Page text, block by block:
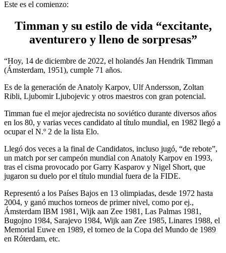
Este es el comienzo:
Timman y su estilo de vida “excitante,
aventurero y lleno de sorpresas”
“Hoy, 14 de diciembre de 2022, el holandés Jan Hendrik Timman
(Ámsterdam, 1951), cumple 71 años.
Es de la generación de Anatoly Karpov, Ulf Andersson, Zoltan
Ribli, Ljubomir Ljubojevic y otros maestros con gran potencial.
Timman fue el mejor ajedrecista no soviético durante diversos años
en los 80, y varias veces candidato al título mundial, en 1982 llegó a
ocupar el N.º 2 de la lista Elo.
Llegó dos veces a la final de Candidatos, incluso jugó, “de rebote”,
un match por ser campeón mundial con Anatoly Karpov en 1993,
tras el cisma provocado por Garry Kasparov y Nigel Short, que
jugaron su duelo por el título mundial fuera de la FIDE.
Representó a los Países Bajos en 13 olimpiadas, desde 1972 hasta
2004, y ganó muchos torneos de primer nivel, como por ej.,
Ámsterdam IBM 1981, Wijk aan Zee 1981, Las Palmas 1981,
Bugojno 1984, Sarajevo 1984, Wijk aan Zee 1985, Linares 1988, el
Memorial Euwe en 1989, el torneo de la Copa del Mundo de 1989
en Róterdam, etc.